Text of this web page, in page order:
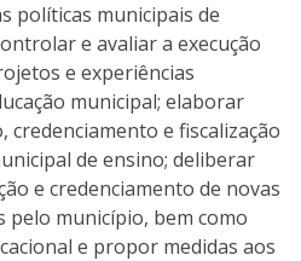
políticas municipais de
e avaliar a execução
e experiências
municipal; elaborar
e fiscalização
de ensino; deliberar
e credenciamento de novas
pelo município, bem como
e propor medidas aos